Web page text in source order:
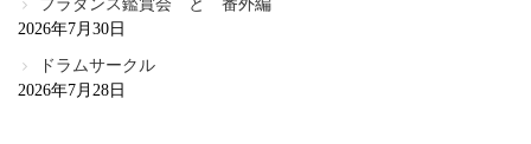
フラダンス鑑賞会 と 番外編
2026年7月30日
ドラムサークル
2026年7月28日